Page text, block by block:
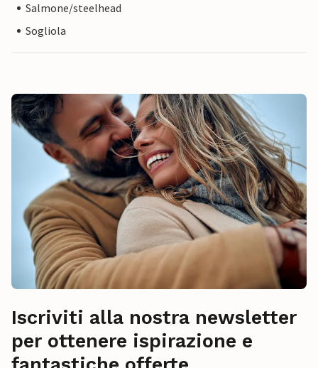
Salmone/steelhead
Sogliola
Iscriviti alla nostra newsletter
per ottenere ispirazione e